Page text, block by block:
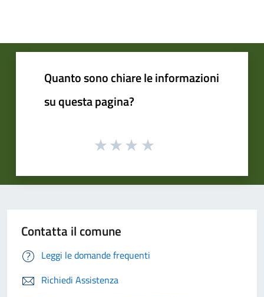
Quanto sono chiare le informazioni
su questa pagina?
Contatta il comune
Leggi le domande frequenti
Richiedi Assistenza